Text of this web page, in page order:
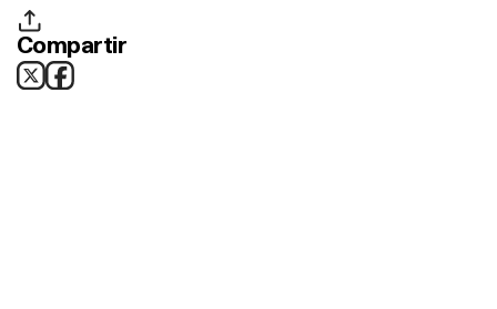
Compartir